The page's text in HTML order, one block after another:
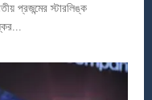
প্রজন্মের স্টারলিঙ্ক